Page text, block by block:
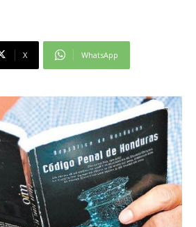
nuestro boletín
de nuestro contenido, recibiendo
en su correo electrónico.
nuestro boletín
de nuestro contenido, recibiendo
en su correo electrónico.
X WhatsApp